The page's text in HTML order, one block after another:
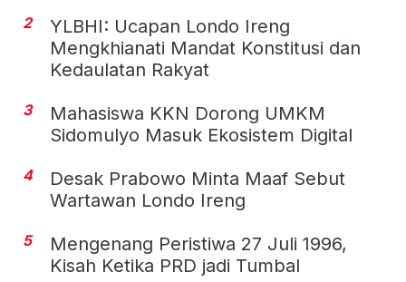
2
YLBHI: Ucapan Londo Ireng
Mengkhianati Mandat Konstitusi dan
Kedaulatan Rakyat
3
Mahasiswa KKN Dorong UMKM
Sidomulyo Masuk Ekosistem Digital
4
Desak Prabowo Minta Maaf Sebut
Wartawan Londo Ireng
5
Mengenang Peristiwa 27 Juli 1996,
Kisah Ketika PRD jadi Tumbal